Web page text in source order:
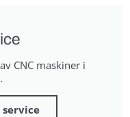
CNC maskiner i
service